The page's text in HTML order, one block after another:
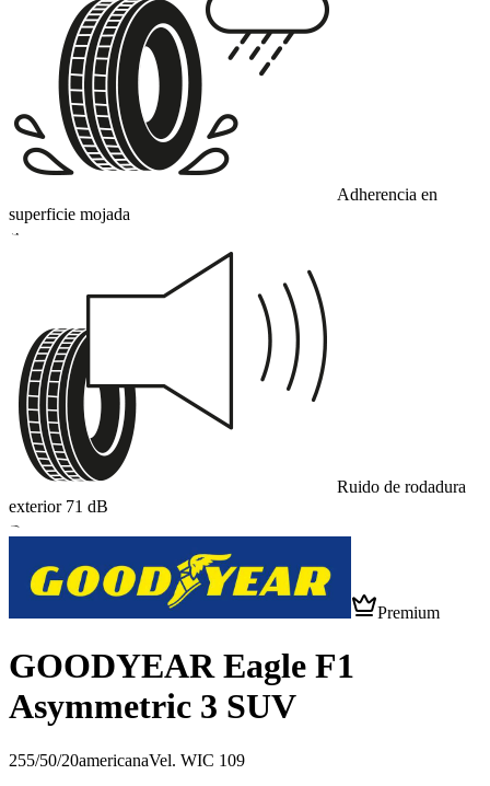
Adherencia en
superficie mojada
A
Ruido de rodadura
exterior 71 dB
B
Premium
GOODYEAR Eagle F1
Asymmetric 3 SUV
255/50/20americanaVel. WIC 109